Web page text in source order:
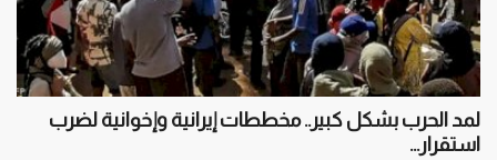
لمد الحرب بشكل كبير.. مخططات إيرانية وإخوانية لضرب
استقرار...